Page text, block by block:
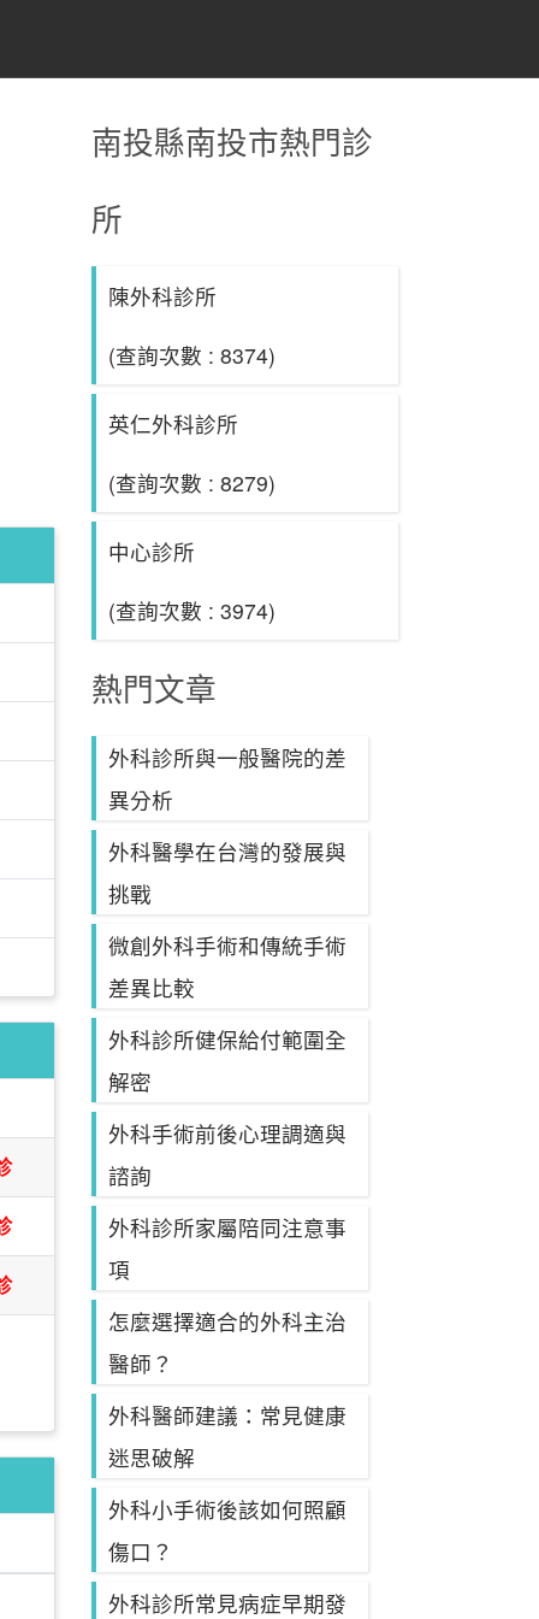
南投縣南投市熱門診
所
陳外科診所
(查詢次數 : 8374)
英仁外科診所
(查詢次數 : 8279)
中心診所
(查詢次數 : 3974)
熱門文章
外科診所與一般醫院的差
異分析
外科醫學在台灣的發展與
挑戰
微創外科手術和傳統手術
差異比較
外科診所健保給付範圍全
解密
外科手術前後心理調適與
諮詢
外科診所家屬陪同注意事
項
怎麼選擇適合的外科主治
醫師？
外科醫師建議：常見健康
迷思破解
外科小手術後該如何照顧
傷口？
外科診所常見病症早期發